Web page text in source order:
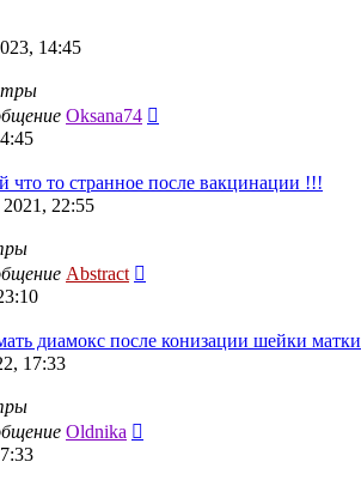
14:45
Oksana74
что то странное после вакцинации !!!
2021, 22:55
Abstract
диамокс после конизации шейки матки
17:33
Oldnika